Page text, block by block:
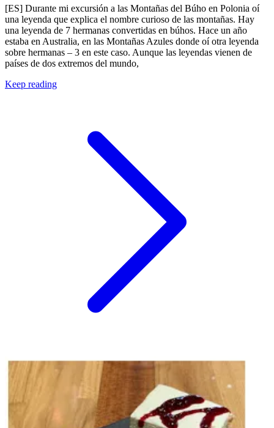
[ES] Durante mi excursión a las Montañas del Búho en Polonia oí
una leyenda que explica el nombre curioso de las montañas. Hay
una leyenda de 7 hermanas convertidas en búhos. Hace un año
estaba en Australia, en las Montañas Azules donde oí otra leyenda
sobre hermanas – 3 en este caso. Aunque las leyendas vienen de
países de dos extremos del mundo,
Keep reading